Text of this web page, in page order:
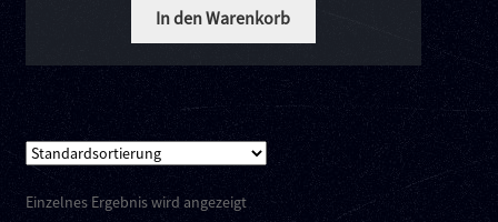
In den Warenkorb
Einzelnes Ergebnis wird angezeigt